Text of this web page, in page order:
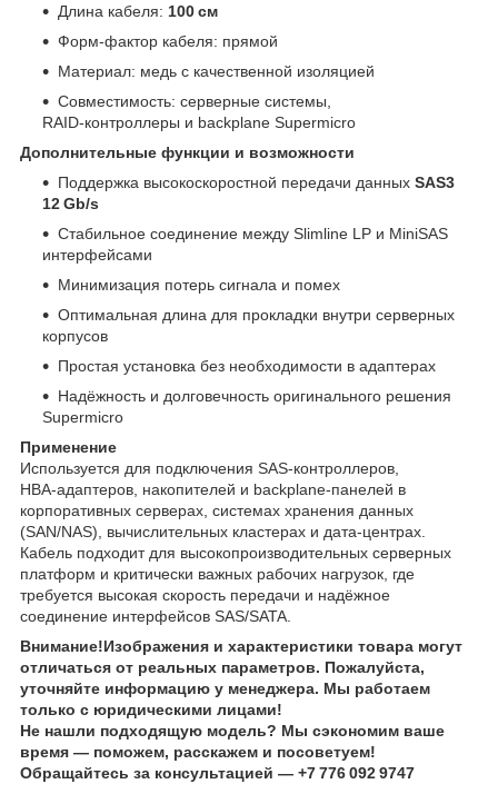
Длина кабеля: 100 см
Форм‑фактор кабеля: прямой
Материал: медь с качественной изоляцией
Совместимость: серверные системы,
RAID‑контроллеры и backplane Supermicro
Дополнительные функции и возможности
Поддержка высокоскоростной передачи данных SAS3
12 Gb/s
Стабильное соединение между Slimline LP и MiniSAS
интерфейсами
Минимизация потерь сигнала и помех
Оптимальная длина для прокладки внутри серверных
корпусов
Простая установка без необходимости в адаптерах
Надёжность и долговечность оригинального решения
Supermicro
Применение
Используется для подключения SAS‑контроллеров,
HBA‑адаптеров, накопителей и backplane‑панелей в
корпоративных серверах, системах хранения данных
(SAN/NAS), вычислительных кластерах и дата‑центрах.
Кабель подходит для высокопроизводительных серверных
платформ и критически важных рабочих нагрузок, где
требуется высокая скорость передачи и надёжное
соединение интерфейсов SAS/SATA.
Внимание!Изображения и характеристики товара могут
отличаться от реальных параметров. Пожалуйста,
уточняйте информацию у менеджера. Мы работаем
только с юридическими лицами!
Не нашли подходящую модель? Мы сэкономим ваше
время — поможем, расскажем и посоветуем!
Обращайтесь за консультацией — +7 776 092 9747